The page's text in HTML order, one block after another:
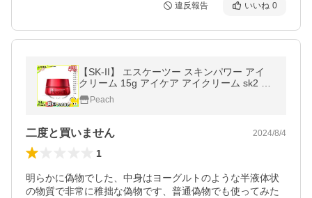
違反報告 いいね 0
【SK-II】 エスケーツー スキンパワー アイ
クリーム 15g アイケア アイクリーム sk2 美
容乳液 送料無料
Peach
二度と買いません 2024/8/4
1
明らかに偽物でした、中身はヨーグルトのような半液体状
の物質で非常に稚拙な偽物です、普通偽物でも使ってみた